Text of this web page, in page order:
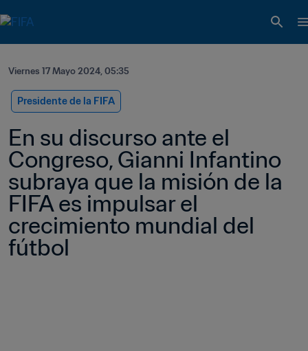
Viernes 17 Mayo 2024, 05:35
Presidente de la FIFA
En su discurso ante el
Congreso, Gianni Infantino
subraya que la misión de la
FIFA es impulsar el
crecimiento mundial del
fútbol